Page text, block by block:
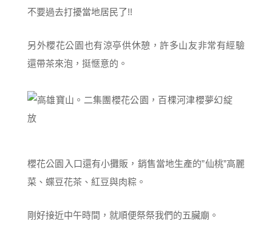
不要過去打擾當地居民了!!
另外櫻花公園也有涼亭供休憩，許多山友非常有經驗
還帶茶來泡，挺愜意的。
櫻花公園入口還有小攤販，銷售當地生產的”仙桃”高麗
菜、蝶豆花茶、紅豆與肉粽。
剛好接近中午時間，就順便祭祭我們的五臟廟。